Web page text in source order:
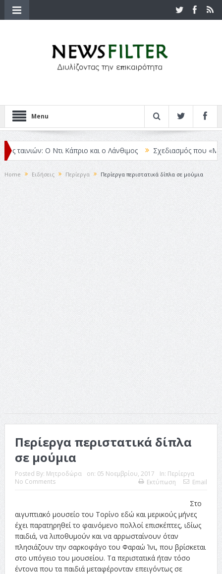
Menu
ταινιών: Ο Ντι Κάπριο και ο Λάνθιμος Σχεδιασμός που «Μιλάει»
Home Ειδήσεις Περίεργα Περίεργα περιστατικά δίπλα σε μούμια
Περίεργα περιστατικά δίπλα
σε μούμια
Posted By: Μητροδώρα on: 05 Νοεμβρίου, 2017 In: Περίεργα
No Comments
Εκτύπωση Email
Στο
αιγυπτιακό μουσείο του Τορίνο εδώ και μερικούς μήνες
έχει παρατηρηθεί το φαινόμενο πολλοί επισκέπτες, ιδίως
παιδιά, να λιποθυμούν και να αρρωσταίνουν όταν
πλησιάζουν την σαρκοφάγο του Φαραώ Ίνι, που βρίσκεται
στο υπόγειο του μουσείου. Τα περιστατικά ήταν τόσο
έντονα που τα παιδιά μεταφέρονταν επειγόντως σε